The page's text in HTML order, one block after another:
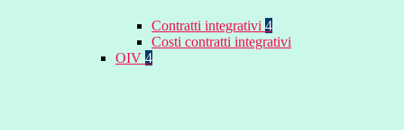
Contratti integrativi 4
Costi contratti integrativi
OIV 4